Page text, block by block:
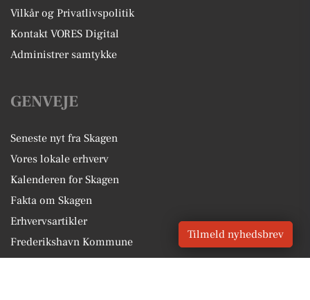
Vilkår og Privatlivspolitik
Kontakt VORES Digital
Administrer samtykke
GENVEJE
Seneste nyt fra Skagen
Vores lokale erhverv
Kalenderen for Skagen
Fakta om Skagen
Erhvervsartikler
Frederikshavn Kommune
Få en gratis salgsvurdering
Tilmeld nyhedsbrev